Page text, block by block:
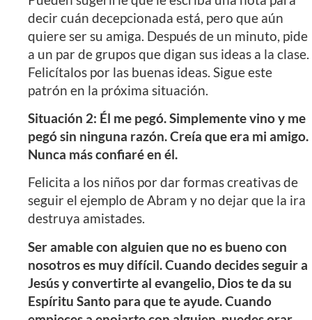
decir cuán decepcionada está, pero que aún
quiere ser su amiga. Después de un minuto, pide
a un par de grupos que digan sus ideas a la clase.
Felicítalos por las buenas ideas. Sigue este
patrón en la próxima situación.
Situación 2: Él me pegó. Simplemente vino y me
pegó sin ninguna razón. Creía que era mi amigo.
Nunca más confiaré en él.
Felicita a los niños por dar formas creativas de
seguir el ejemplo de Abram y no dejar que la ira
destruya amistades.
Ser amable con alguien que no es bueno con
nosotros es muy difícil. Cuando decides seguir a
Jesús y convertirte al evangelio, Dios te da su
Espíritu Santo para que te ayude. Cuando